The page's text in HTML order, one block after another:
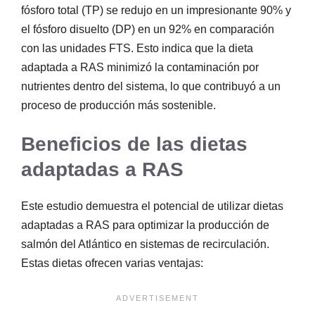
fósforo total (TP) se redujo en un impresionante 90% y
el fósforo disuelto (DP) en un 92% en comparación
con las unidades FTS. Esto indica que la dieta
adaptada a RAS minimizó la contaminación por
nutrientes dentro del sistema, lo que contribuyó a un
proceso de producción más sostenible.
Beneficios de las dietas
adaptadas a RAS
Este estudio demuestra el potencial de utilizar dietas
adaptadas a RAS para optimizar la producción de
salmón del Atlántico en sistemas de recirculación.
Estas dietas ofrecen varias ventajas: